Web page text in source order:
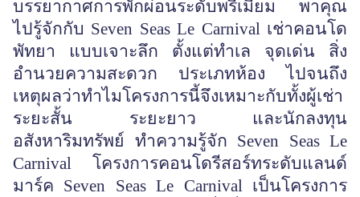
บรรยากาศการพักผ่อนระดับพรีเมียม พาคุณ
ไปรู้จักกับ Seven Seas Le Carnival เช่าคอนโด
พัทยา แบบเจาะลึก ตั้งแต่ทำเล จุดเด่น สิ่ง
อำนวยความสะดวก ประเภทห้อง ไปจนถึง
เหตุผลว่าทำไมโครงการนี้จึงเหมาะกับทั้งผู้เช่า
ระยะสั้น ระยะยาว และนักลงทุน
อสังหาริมทรัพย์ ทำความรู้จัก Seven Seas Le
Carnival โครงการคอนโดรีสอร์ทระดับแลนด์
มาร์ค Seven Seas Le Carnival เป็นโครงการ